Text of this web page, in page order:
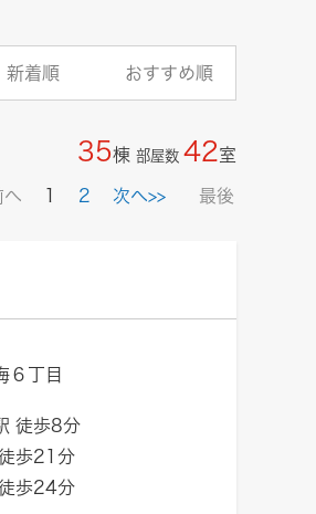
新着順 おすすめ順
35棟 部屋数 42室
へ 1 2 次へ>> 最後
６丁目
徒歩8分
歩21分
歩24分